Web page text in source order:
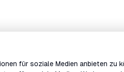
für soziale Medien anbieten zu